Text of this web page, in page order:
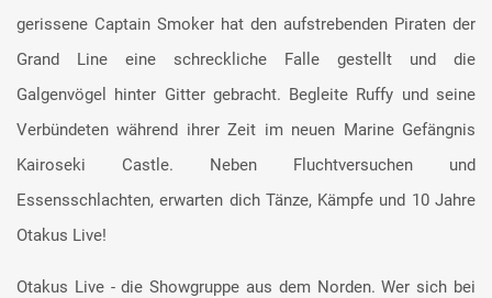
gerissene Captain Smoker hat den aufstrebenden Piraten der
Grand Line eine schreckliche Falle gestellt und die
Galgenvögel hinter Gitter gebracht. Begleite Ruffy und seine
Verbündeten während ihrer Zeit im neuen Marine Gefängnis
Kairoseki Castle. Neben Fluchtversuchen und
Essensschlachten, erwarten dich Tänze, Kämpfe und 10 Jahre
Otakus Live!
Otakus Live - die Showgruppe aus dem Norden. Wer sich bei